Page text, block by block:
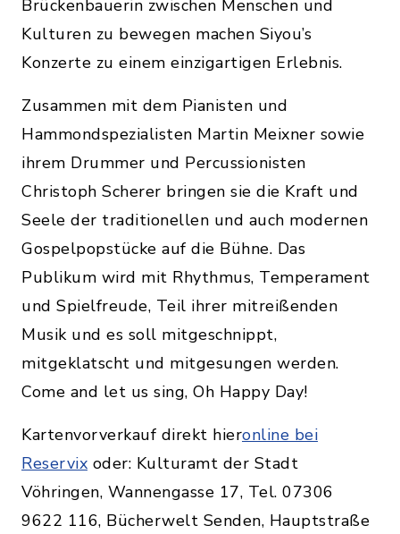
Brückenbauerin zwischen Menschen und
Kulturen zu bewegen machen Siyou’s
Konzerte zu einem einzigartigen Erlebnis.
Zusammen mit dem Pianisten und
Hammondspezialisten Martin Meixner sowie
ihrem Drummer und Percussionisten
Christoph Scherer bringen sie die Kraft und
Seele der traditionellen und auch modernen
Gospelpopstücke auf die Bühne. Das
Publikum wird mit Rhythmus, Temperament
und Spielfreude, Teil ihrer mitreißenden
Musik und es soll mitgeschnippt,
mitgeklatscht und mitgesungen werden.
Come and let us sing, Oh Happy Day!
Kartenvorverkauf direkt hieronline bei
Reservix oder: Kulturamt der Stadt
Vöhringen, Wannengasse 17, Tel. 07306
9622 116, Bücherwelt Senden, Hauptstraße